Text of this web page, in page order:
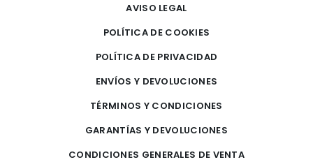
AVISO LEGAL
POLÍTICA DE COOKIES
POLÍTICA DE PRIVACIDAD
ENVÍOS Y DEVOLUCIONES
TÉRMINOS Y CONDICIONES
GARANTÍAS Y DEVOLUCIONES
CONDICIONES GENERALES DE VENTA